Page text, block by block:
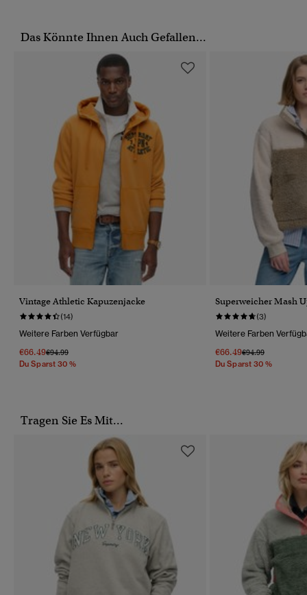
Das Könnte Ihnen Auch Gefallen...
Vintage Athletic Kapuzenjacke
(14)
Weitere Farben Verfügbar
€66.49Preis Wurde Reduziert Von
€94.99Bis
Du Sparst 30 %
Superweicher Mash
(3)
Weitere Farben
€66.49Preis Wurde
€94.99Bis
Du Sparst 30 %
Tragen Sie Es Mit...